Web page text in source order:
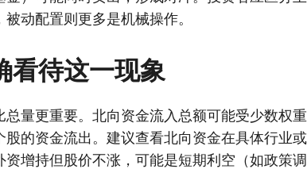
动配置则更多是机械操作。
看待这一现象
总量更重要。北向资金流入总额可能受少数权
的资金流出。建议查看北向资金在具体行业
增持但股价不涨，可能是短期利空（如政策